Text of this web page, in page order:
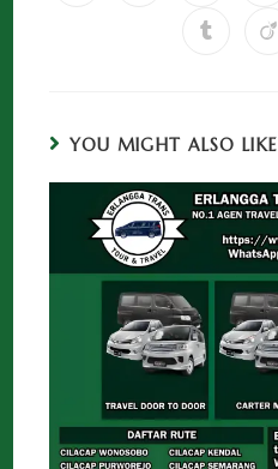
YOU MIGHT ALSO LIKE